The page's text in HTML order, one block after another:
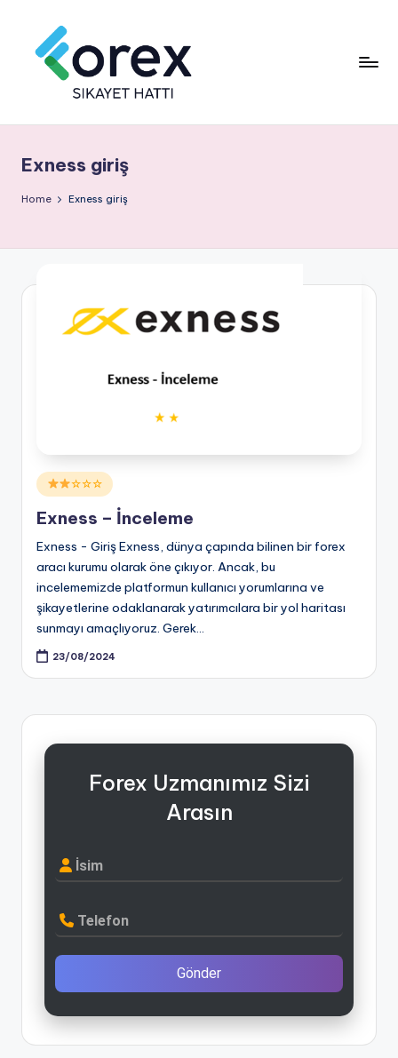
Exness giriş
Home Exness giriş
Posted
in
☆☆☆
Exness – İnceleme
Exness - Giriş Exness, dünya çapında bilinen bir forex
aracı kurumu olarak öne çıkıyor. Ancak, bu
incelememizde platformun kullanıcı yorumlarına ve
şikayetlerine odaklanarak yatırımcılara bir yol haritası
sunmayı amaçlıyoruz. Gerek…
23/08/2024
Forex Uzmanımız Sizi
Arasın
İsim
Telefon
Gönder